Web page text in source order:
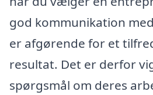
god kommunikation
er afgørende for et
resultat. Det er derfor
spørgsmål om deres